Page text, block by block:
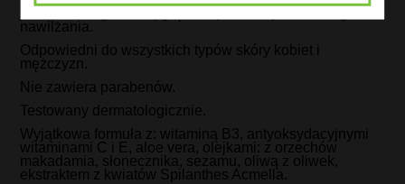
nawilżania.
Odpowiedni do wszystkich typów skóry kobiet i
mężczyzn.
Nie zawiera parabenów.
Testowany dermatologicznie.
Wyjątkowa formuła z: witaminą B3, antyoksydacyjnymi
witaminami C i E, aloe vera, olejkami: z orzechów
makadamia, słonecznika, sezamu, oliwą z oliwek,
ekstraktem z kwiatów Spilanthes Acmella.